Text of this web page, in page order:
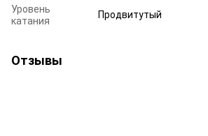
Уровень
катания
Продвитутый
Отзывы